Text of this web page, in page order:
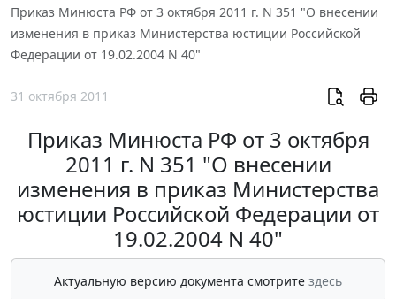
Приказ Минюста РФ от 3 октября 2011 г. N 351 "О внесении
изменения в приказ Министерства юстиции Российской
Федерации от 19.02.2004 N 40"
31 октября 2011
Приказ Минюста РФ от 3 октября
2011 г. N 351 "О внесении
изменения в приказ Министерства
юстиции Российской Федерации от
19.02.2004 N 40"
Актуальную версию документа смотрите здесь